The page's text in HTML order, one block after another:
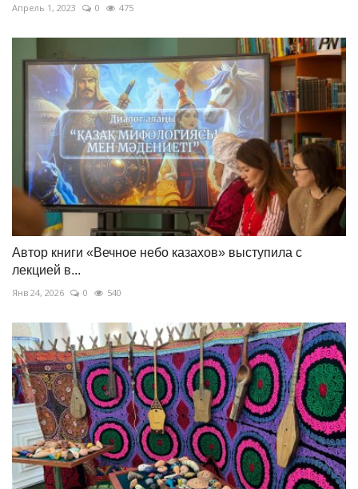
Апрель 1, 2023 0 475
Автор книги «Вечное небо казахов» выступила с
лекцией в...
Янв 24, 2026 0 540